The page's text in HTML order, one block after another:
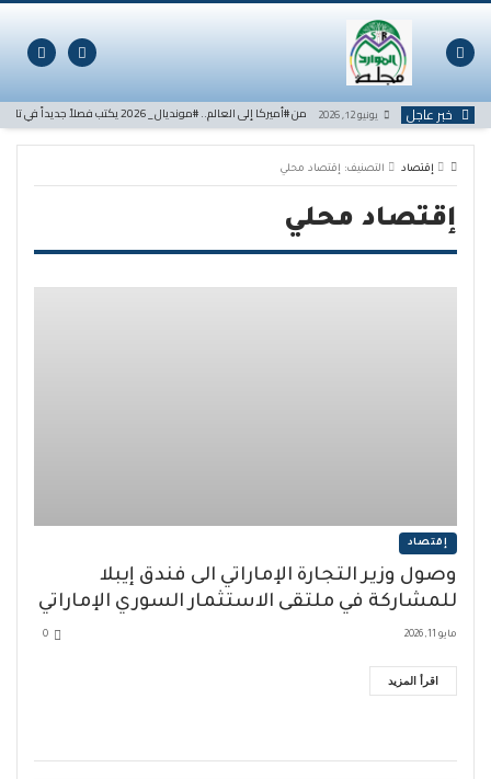
التخطي
المحتوى
خبر عاجل يونيو 12, 2026 من #أميركا إلى العالم.. #مونديال_2026 يكتب فصلاً جديداً في تاريخ كرة القدم
إقتصاد التصنيف: إقتصاد محلي
إقتصاد محلي
إقتصاد
وصول وزير التجارة الإماراتي الى فندق إيبلا
للمشاركة في ملتقى الاستثمار السوري الإماراتي
مايو 11, 2026 0
اقرأ المزيد